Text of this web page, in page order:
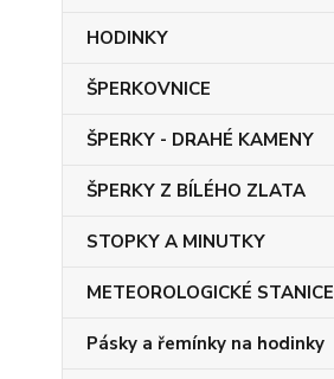
HODINKY
ŠPERKOVNICE
ŠPERKY - DRAHÉ KAMENY
ŠPERKY Z BÍLÉHO ZLATA
STOPKY A MINUTKY
METEOROLOGICKÉ STANICE
Pásky a řemínky na hodinky